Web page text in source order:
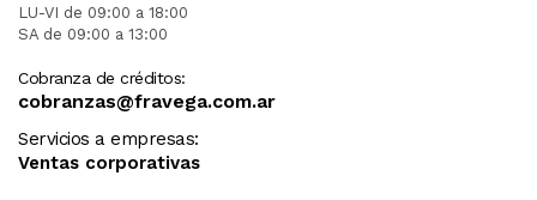
LU-VI de 09:00 a 18:00
SA de 09:00 a 13:00
Cobranza de créditos:
cobranzas@fravega.com.ar
Servicios a empresas:
Ventas corporativas